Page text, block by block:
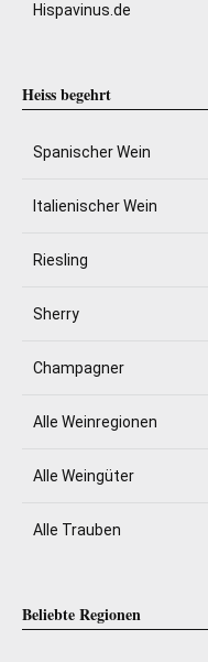
Hispavinus.de
Heiss begehrt
Spanischer Wein
Italienischer Wein
Riesling
Sherry
Champagner
Alle Weinregionen
Alle Weingüter
Alle Trauben
Beliebte Regionen